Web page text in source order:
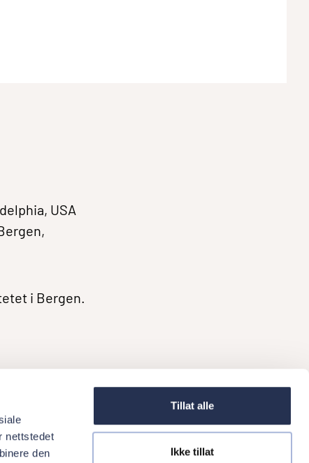
nettstedet
den
Tillat alle
Ikke tillat
USA
i Bergen.
at Oris Dental News Oris Dental